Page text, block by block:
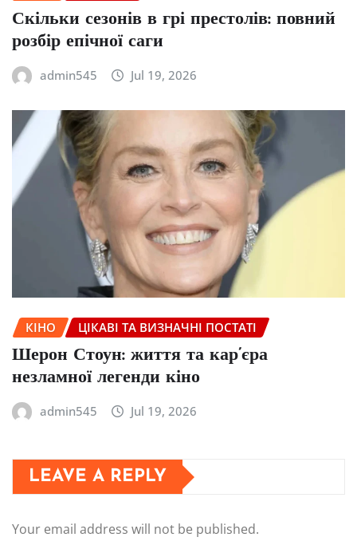
Скільки сезонів в грі престолів: повний
розбір епічної саги
admin545 Jul 19, 2026
КІНО ЦІКАВІ ТА ВИЗНАЧНІ ПОСТАТІ
Шерон Стоун: життя та кар’єра
незламної легенди кіно
admin545 Jul 19, 2026
LEAVE A REPLY
Your email address will not be published.